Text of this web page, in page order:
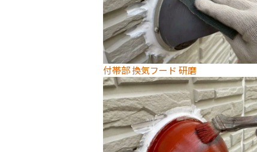
付帯部 換気フード 研磨